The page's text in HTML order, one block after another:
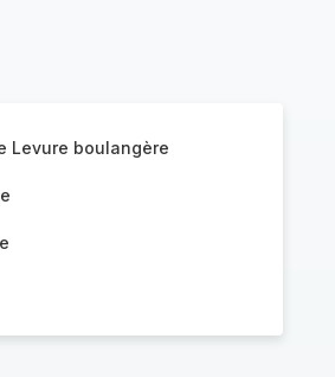
Levure boulangère